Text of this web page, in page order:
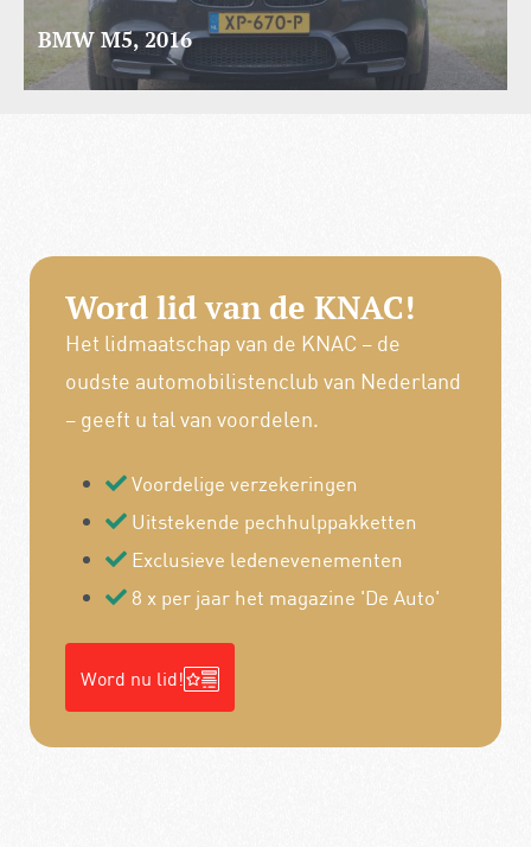
BMW M5, 2016
Word lid van de KNAC!
Het lidmaatschap van de KNAC – de
oudste automobilistenclub van Nederland
– geeft u tal van voordelen.
Voordelige verzekeringen
Uitstekende pechhulppakketten
Exclusieve ledenevenementen
8 x per jaar het magazine 'De Auto'
Word nu lid!